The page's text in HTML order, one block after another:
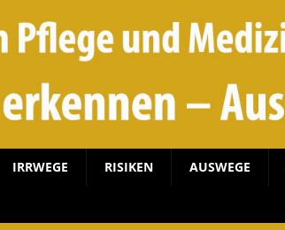
IRRWEGE RISIKEN AUSWEGE